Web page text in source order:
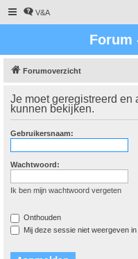
V&A
Forum
Forumoverzicht
Je moet geregistreerd en
kunnen bekijken.
Gebruikersnaam:
Wachtwoord:
Ik ben mijn wachtwoord vergeten
Onthouden
Mij deze sessie niet weergeven